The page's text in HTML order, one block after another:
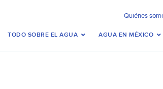
Quiénes
TODO SOBRE EL AGUA AGUA EN MÉXICO